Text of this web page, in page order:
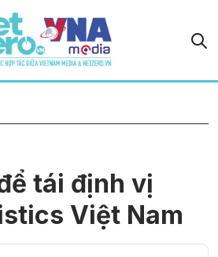
tái định vị
Việt Nam